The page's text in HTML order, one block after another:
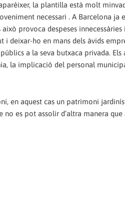
la plantilla està molt
necessari . A Barcelona ja
provoca despeses
i deixar-ho en mans dels àvids
a la seva butxaca privada.
la implicació del personal
en aquest cas un patrimoni
es pot assolir d’altra manera